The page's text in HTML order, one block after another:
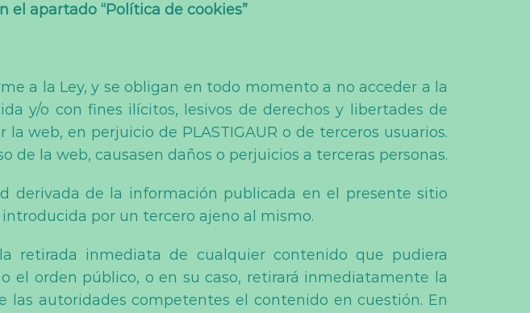
apartado “Política de cookies”
a la Ley, y se obligan en todo momento a no acceder a la
y/o con fines ilícitos, lesivos de derechos y libertades de
web, en perjuicio de PLASTIGAUR o de terceros usuarios.
de la web, causasen daños o perjuicios a terceras personas.
derivada de la información publicada en el presente sitio
por un tercero ajeno al mismo.
retirada inmediata de cualquier contenido que pudiera
el orden público, o en su caso, retirará inmediatamente la
autoridades competentes el contenido en cuestión. En